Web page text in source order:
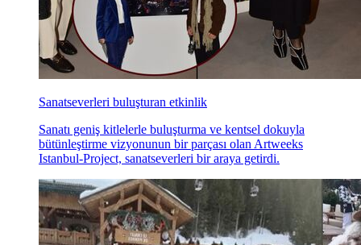
Sanatseverleri buluşturan etkinlik
Sanatı geniş kitlelerle buluşturma ve kentsel dokuyla
bütünleştirme vizyonunun bir parçası olan Artweeks
Istanbul-Project, sanatseverleri bir araya getirdi.